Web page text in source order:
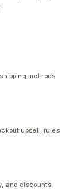
methods
upsell, rules
and discounts.